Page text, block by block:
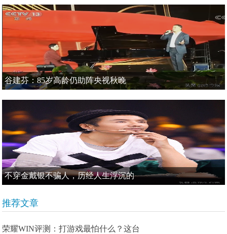
谷建芬：85岁高龄仍助阵央视秋晚
不穿金戴银不骗人，历经人生浮沉的
推荐文章
荣耀WIN评测：打游戏最怕什么？这台